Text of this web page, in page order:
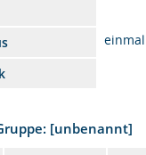
[unbenannt]